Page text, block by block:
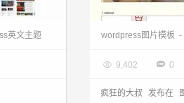
主题
英文主题 wordpress图片主
wordpress图片模板 -
 9,402  0
疯狂的大叔 发布在